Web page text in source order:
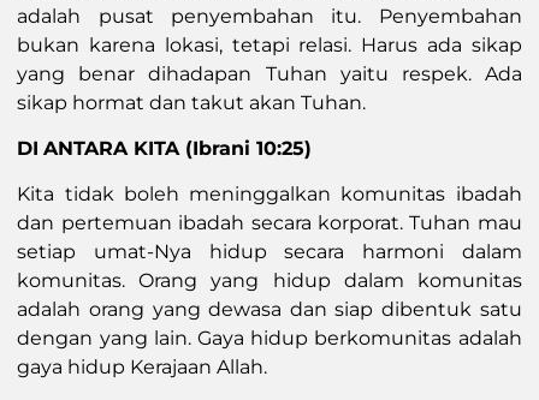
adalah pusat penyembahan itu. Penyembahan
bukan karena lokasi, tetapi relasi. Harus ada sikap
yang benar dihadapan Tuhan yaitu respek. Ada
sikap hormat dan takut akan Tuhan.
DI ANTARA KITA(Ibrani 10:25)
Kita tidak boleh meninggalkan komunitas ibadah
dan pertemuan ibadah secara korporat. Tuhan mau
setiap umat-Nya hidup secara harmoni dalam
komunitas. Orang yang hidup dalam komunitas
adalah orang yang dewasa dan siap dibentuk satu
dengan yang lain. Gaya hidup berkomunitas adalah
gaya hidup Kerajaan Allah.